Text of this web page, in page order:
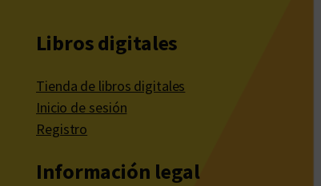
Libros digitales
Tienda de libros digitales
Inicio de sesión
Registro
Información legal